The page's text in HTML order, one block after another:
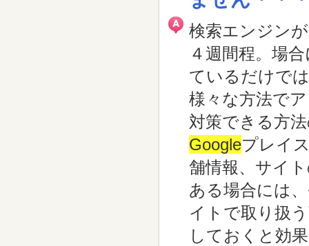
検索エンジン
４週間程。場
ているだけで
様々な方法で
対策できる方
Googleプレイ
舗情報、サイ
ある場合には
イトで取り扱
しておくと効